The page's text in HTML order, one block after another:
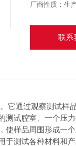
厂商性质：生
联系
通过观察测试样
试腔室、一个压
样品周围形成一
测试各种材料和